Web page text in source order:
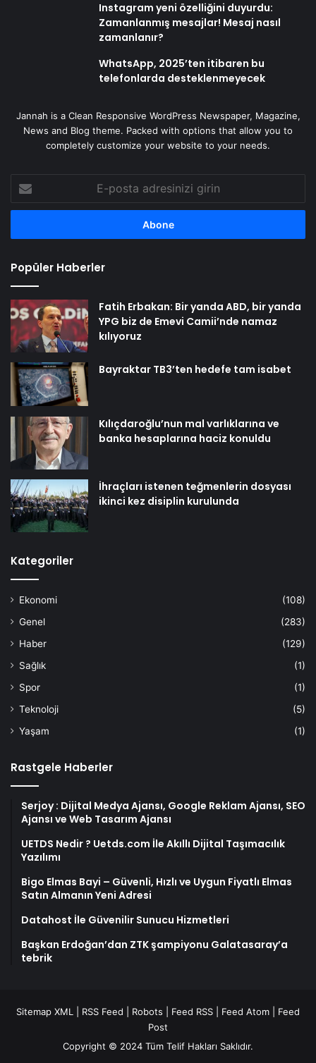
Instagram yeni özelliğini duyurdu:
Zamanlanmış mesajlar! Mesaj nasıl
zamanlanır?
WhatsApp, 2025’ten itibaren bu
telefonlarda desteklenmeyecek
Jannah is a Clean Responsive WordPress Newspaper, Magazine,
News and Blog theme. Packed with options that allow you to
completely customize your website to your needs.
posta
adresinizi
Popüler Haberler
Fatih Erbakan: Bir yanda ABD, bir yanda
YPG biz de Emevi Camii’nde namaz
kılıyoruz
Bayraktar TB3’ten hedefe tam isabet
Kılıçdaroğlu’nun mal varlıklarına ve
banka hesaplarına haciz konuldu
İhraçları istenen teğmenlerin dosyası
ikinci kez disiplin kurulunda
Kategoriler
Ekonomi
(108)
Genel
(283)
Haber
(129)
Sağlık
(1)
Spor
(1)
Teknoloji
(5)
Yaşam
(1)
Rastgele Haberler
Serjoy : Dijital Medya Ajansı, Google Reklam Ajansı, SEO
Ajansı ve Web Tasarım Ajansı
UETDS Nedir ? Uetds.com İle Akıllı Dijital Taşımacılık
Yazılımı
Bigo Elmas Bayi – Güvenli, Hızlı ve Uygun Fiyatlı Elmas
Satın Almanın Yeni Adresi
Datahost İle Güvenilir Sunucu Hizmetleri
Başkan Erdoğan’dan ZTK şampiyonu Galatasaray’a
tebrik
Sitemap XML RSS Feed Robots Feed RSS Feed Atom
Feed
Post
Copyright © 2024 Tüm Telif Hakları Saklıdır.